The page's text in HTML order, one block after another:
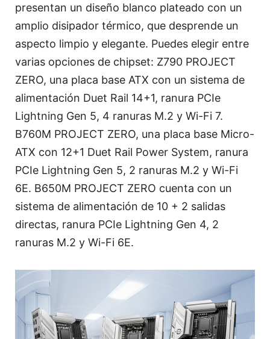
presentan un diseño blanco plateado con un
amplio disipador térmico, que desprende un
aspecto limpio y elegante. Puedes elegir entre
varias opciones de chipset: Z790 PROJECT
ZERO, una placa base ATX con un sistema de
alimentación Duet Rail 14+1, ranura PCIe
Lightning Gen 5, 4 ranuras M.2 y Wi-Fi 7.
B760M PROJECT ZERO, una placa base Micro-
ATX con 12+1 Duet Rail Power System, ranura
PCIe Lightning Gen 5, 2 ranuras M.2 y Wi-Fi
6E. B650M PROJECT ZERO cuenta con un
sistema de alimentación de 10 + 2 salidas
directas, ranura PCIe Lightning Gen 4, 2
ranuras M.2 y Wi-Fi 6E.